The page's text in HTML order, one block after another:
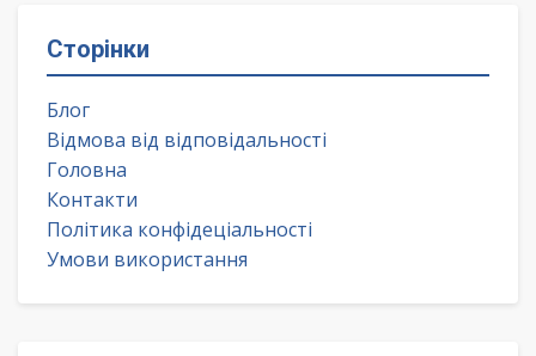
Сторінки
Блог
Відмова від відповідальності
Головна
Контакти
Політика конфідеціальності
Умови використання